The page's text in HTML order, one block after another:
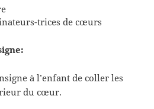
trices de cœurs
à l’enfant de coller les
du cœur.